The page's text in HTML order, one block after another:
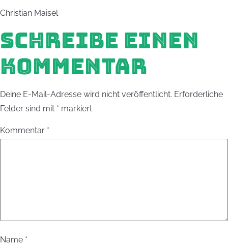
Christian Maisel
SCHREIBE EINEN
KOMMENTAR
Deine E-Mail-Adresse wird nicht veröffentlicht. Erforderliche
Felder sind mit * markiert
Kommentar *
Name *